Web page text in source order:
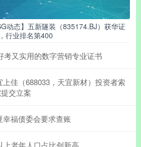
动态】五新隧装（835174.BJ）获华证
行业排名第400
考又实用的数字营销专业证书
佳（688033，天宜新材）投资者索
交立案
福债委会要求查账
老年人口占比创新高